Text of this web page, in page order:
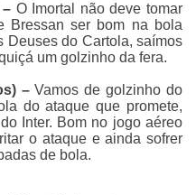
O Imortal não deve tomar
Bressan ser bom na bola
Deuses do Cartola, saímos
um golzinho da fera.
–Vamos de golzinho do
do ataque que promete,
Inter. Bom no jogo aéreo
o ataque e ainda sofrer
de bola.